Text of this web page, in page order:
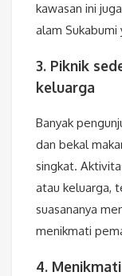
kawasan ini
alam Sukabumi
3. Piknik
keluarga
Banyak
dan bekal
singkat.
atau keluarga,
suasananya
menikmati
4.